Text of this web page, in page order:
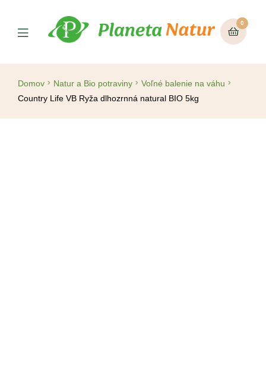
0
Domov Natur a Bio potraviny
Voľné balenie na váhu
Country Life VB Ryža dlhozrnná natural BIO 5kg